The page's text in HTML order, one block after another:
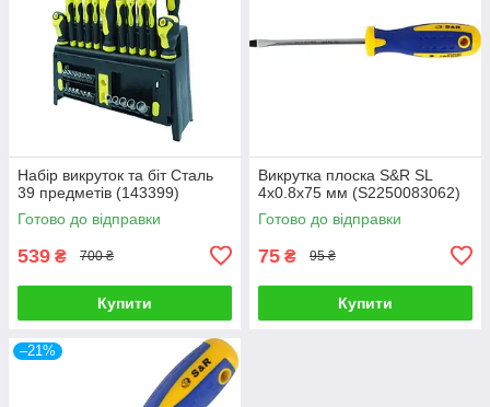
Набір викруток та біт Сталь
39 предметів (143399)
Готово до відправки
539 ₴ 700 ₴
Купити
Викрутка плоска S&R SL
4х0.8х75 мм (S2250083062)
Готово до відправки
75 ₴ 95 ₴
Купити
–21%